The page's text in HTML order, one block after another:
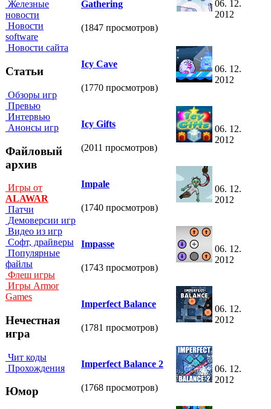
Железные
новости
Новости
software
Новости сайта
Статьи
Обзоры игр
Превью
Интервью
Анонсы игр
Файловый
архив
Игры от
ALAWAR
Патчи
Демоверсии игр
Видео из игр
Софт, драйверы
Популярные
файлы
Флеш игры
Игры Armor
Games
Нечестная
игра
Чит коды
Прохождения
Юмор
Gathering
(1847 просмотров)
06. 12.
2012
Icy Cave
(1770 просмотров)
06. 12.
2012
Icy Gifts
(2011 просмотров)
06. 12.
2012
Impale
(1740 просмотров)
06. 12.
2012
Impasse
(1743 просмотров)
06. 12.
2012
Imperfect Balance
(1781 просмотров)
06. 12.
2012
Imperfect Balance 2
(1768 просмотров)
06. 12.
2012